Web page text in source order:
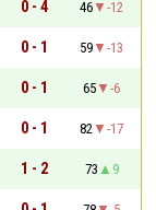
0 - 4 46
-12
0 - 1 59
-13
0 - 1 65
-6
0 - 1 82
-17
1 - 2 73
9